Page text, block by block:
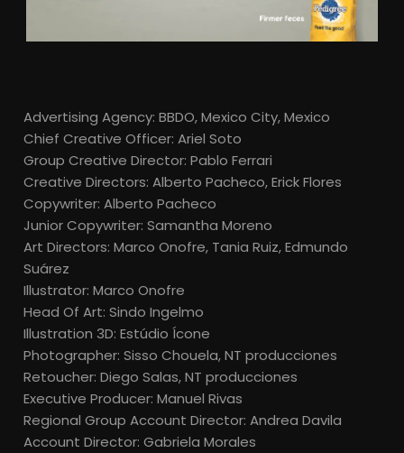
Advertising Agency: BBDO, Mexico City, Mexico
Chief Creative Officer: Ariel Soto
Group Creative Director: Pablo Ferrari
Creative Directors: Alberto Pacheco, Erick Flores
Copywriter: Alberto Pacheco
Junior Copywriter: Samantha Moreno
Art Directors: Marco Onofre, Tania Ruiz, Edmundo
Suárez
Illustrator: Marco Onofre
Head Of Art: Sindo Ingelmo
Illustration 3D: Estúdio Ícone
Photographer: Sisso Chouela, NT producciones
Retoucher: Diego Salas, NT producciones
Executive Producer: Manuel Rivas
Regional Group Account Director: Andrea Davila
Account Director: Gabriela Morales